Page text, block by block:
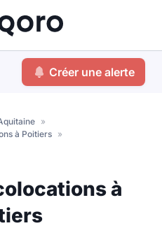
Créer une alerte
»
à Poitiers
»
à